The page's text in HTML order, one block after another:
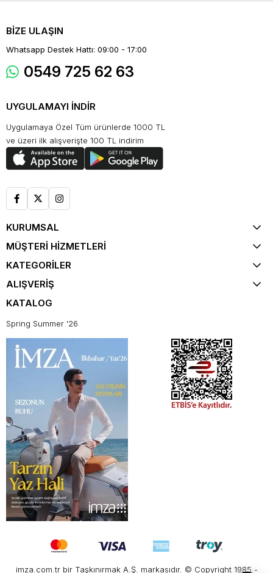
BİZE ULAŞIN
Whatsapp Destek Hattı: 09:00 - 17:00
0549 725 62 63
UYGULAMAYI İNDİR
Uygulamaya Özel Tüm ürünlerde 1000 TL
ve üzeri ilk alışverişte 100 TL indirim
KURUMSAL
MÜŞTERİ HİZMETLERİ
KATEGORİLER
ALIŞVERİŞ
KATALOG
Spring Summer '26
imza.com.tr bir Taşkınırmak A.Ş. markasıdır. © Copyright 1985 -